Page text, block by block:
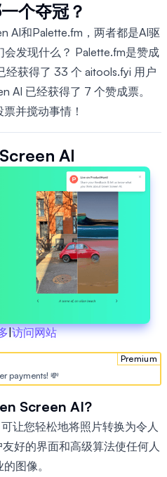
个夺冠？
AI和Palette.fm，两者都是AI驱
发现什么？ Palette.fm是赞成
经获得了 33 个 aitools.fyi 用户
AI 已经获得了 7 个赞成票。
并搅动事情！
AI
|访问网站
Premium
payments! 💸
Screen AI?
让您轻松地将照片转换为令人
好的界面和高级算法使任何人
图像。